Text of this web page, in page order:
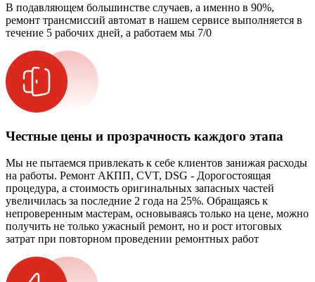
В подавляющем большинстве случаев, а именно в 90%,
ремонт трансмиссий автомат в нашем сервисе выполняется в
течение 5 рабочих дней, а работаем мы 7/0
Честные цены и прозрачность каждого этапа
Мы не пытаемся привлекать к себе клиентов занижая расходы
на работы. Ремонт АКПП, CVT, DSG - Дорогостоящая
процедура, а стоимость оригинальных запасных частей
увеличилась за последние 2 года на 25%. Обращаясь к
непроверенным мастерам, основываясь только на цене, можно
получить не только ужасный ремонт, но и рост итоговых
затрат при повторном проведении ремонтных работ